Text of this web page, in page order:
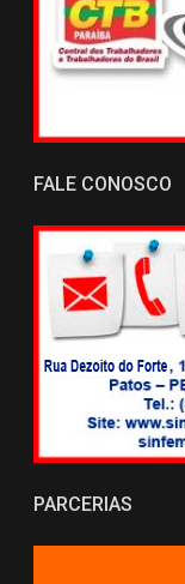
FALE CONOSCO
PARCERIAS